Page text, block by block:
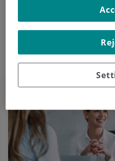
diversos tipus de
reproducció assistida
possibilitat de seguir
a les teves necessitats.
lliscants:
19